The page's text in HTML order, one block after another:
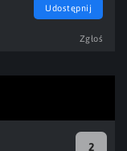
Udostępnij
Zgłoś
2